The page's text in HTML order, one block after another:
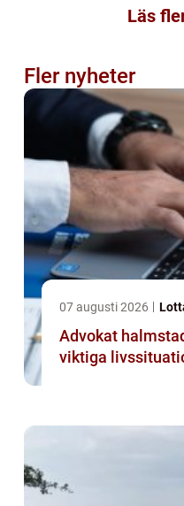
Läs
Fler nyheter
07 augusti 2026
Advokat
viktiga